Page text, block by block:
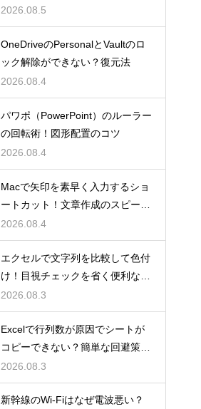
を紹介
2026.08.5
OneDriveのPersonalとVaultのロ
ック解除ができない？復元法
2026.08.4
パワポ（PowerPoint）のルーラー
の回転術！図形配置のコツ
2026.08.4
Macで矢印を素早く入力するショ
ートカット！文章作成のスピード
を上げる
2026.08.4
エクセルで文字列を比較して色付
け！目視チェックを省く便利な関
数
2026.08.3
Excelで行列数が原因でシートが
コピーできない？簡単な回避策を
解説
2026.08.3
新幹線のWi-Fiはなぜ電波悪い？